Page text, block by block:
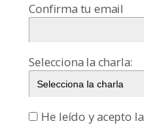
Confirma tu email
Selecciona la charla:
He leído y acepto la